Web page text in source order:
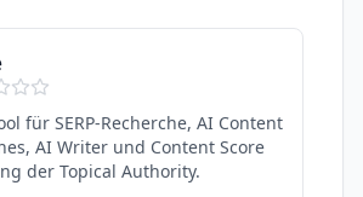
für SERP-Recherche, AI Content
AI Writer und Content Score
der Topical Authority.